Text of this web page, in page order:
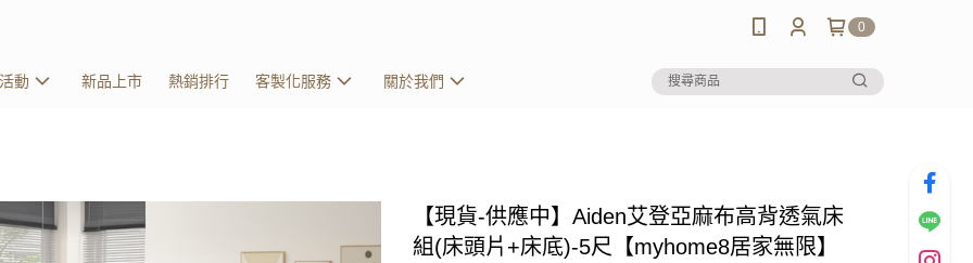
0
動 新品上市 熱銷排行 客製化服務 關於我們
【現貨-供應中】Aiden艾登亞麻布高背透氣床
組(床頭片+床底)-5尺【myhome8居家無限】